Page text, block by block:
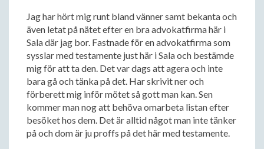
Jag har hört mig runt bland vänner samt bekanta och
även letat på nätet efter en bra advokatfirma här i
Sala där jag bor. Fastnade för en advokatfirma som
sysslar med testamente just här i Sala och bestämde
mig för att ta den. Det var dags att agera och inte
bara gå och tänka på det. Har skrivit ner och
förberett mig inför mötet så gott man kan. Sen
kommer man nog att behöva omarbeta listan efter
besöket hos dem. Det är alltid något man inte tänker
på och dom är ju proffs på det här med testamente.